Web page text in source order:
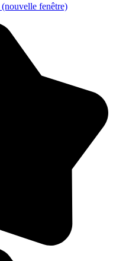
(nouvelle fenêtre)